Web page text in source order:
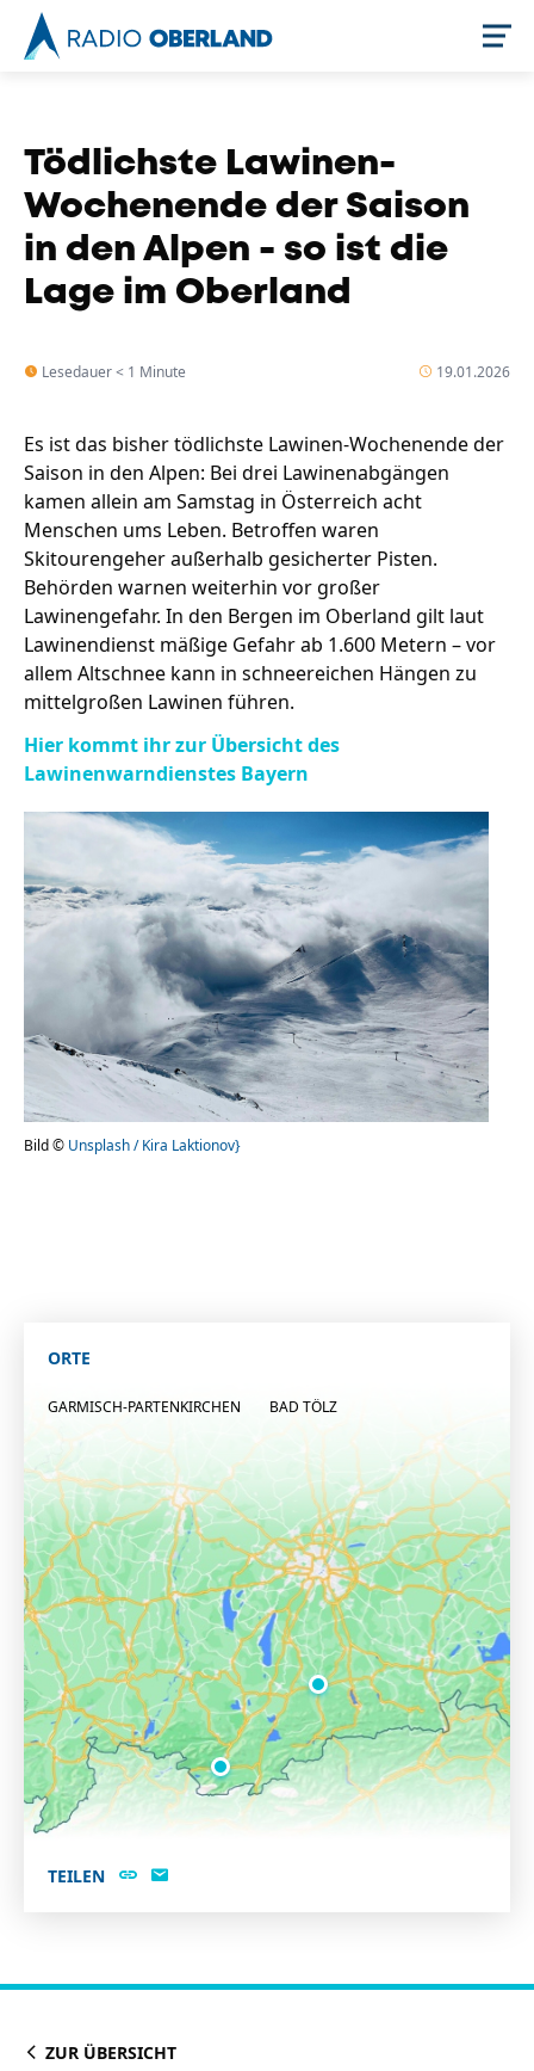
Stellenangebote
Unternehmen
Das geheime Geräusch
Fotobox
Amphibienschutz
Team
Programm
Nachgehört
Podcast
Newsletter
Zeit fürs Oberland
Tödlichste Lawinen-
Wochenende der Saison
in den Alpen - so ist die
Lage im Oberland
Lesedauer < 1 Minute 19.01.2026
Es ist das bisher tödlichste Lawinen-Wochenende der
Saison in den Alpen: Bei drei Lawinenabgängen
kamen allein am Samstag in Österreich acht
Menschen ums Leben. Betroffen waren
Skitourengeher außerhalb gesicherter Pisten.
Behörden warnen weiterhin vor großer
Lawinengefahr. In den Bergen im Oberland gilt laut
Lawinendienst mäßige Gefahr ab 1.600 Metern – vor
allem Altschnee kann in schneereichen Hängen zu
mittelgroßen Lawinen führen.
Hier kommt ihr zur Übersicht des
Lawinenwarndienstes Bayern
Bild © Unsplash / Kira Laktionov}
ORTE
GARMISCH-PARTENKIRCHEN BAD TÖLZ
TEILEN
ZUR ÜBERSICHT